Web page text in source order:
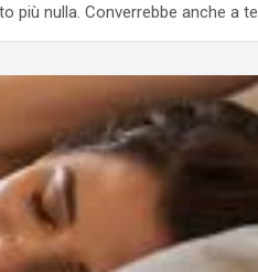
più nulla. Converrebbe anche a te